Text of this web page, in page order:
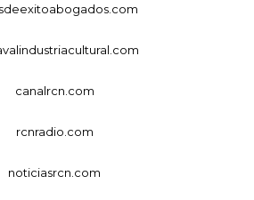
canalrcn.com
rcnradio.com
noticiasrcn.com